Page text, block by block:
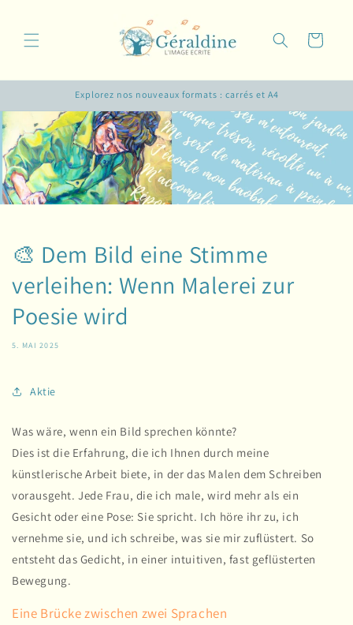
Inhalt
Warenkorb
Explorez nos nouveaux formats : carrés et A4
🎨 Dem Bild eine Stimme
verleihen: Wenn Malerei zur
Poesie wird
5. MAI 2025
Aktie
Was wäre, wenn ein Bild sprechen könnte?
Dies ist die Erfahrung, die ich Ihnen durch meine
künstlerische Arbeit biete, in der das Malen dem Schreiben
vorausgeht. Jede Frau, die ich male, wird mehr als ein
Gesicht oder eine Pose: Sie spricht. Ich höre ihr zu, ich
vernehme sie, und ich schreibe, was sie mir zuflüstert. So
entsteht das Gedicht, in einer intuitiven, fast geflüsterten
Bewegung.
Eine Brücke zwischen zwei Sprachen